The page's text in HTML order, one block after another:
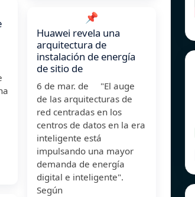
📌
Huawei revela una
arquitectura de
instalación de energía
de sitio de
6 de mar. de "El auge
de las arquitecturas de
red centradas en los
centros de datos en la era
inteligente está
impulsando una mayor
demanda de energía
digital e inteligente".
Según